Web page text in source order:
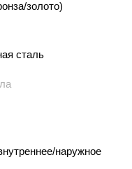
золото)
сталь
наружное